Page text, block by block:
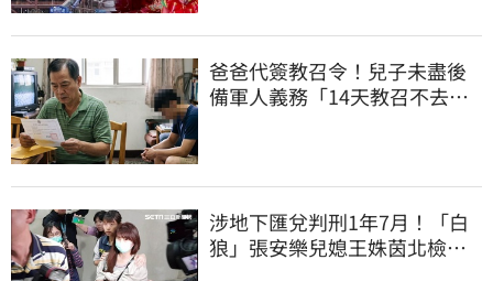
爸爸代簽教召令！兒子未盡後
備軍人義務「14天教召不去」
涉地下匯兌判刑1年7月！「白
狼」張安樂兒媳王姝茵北檢報